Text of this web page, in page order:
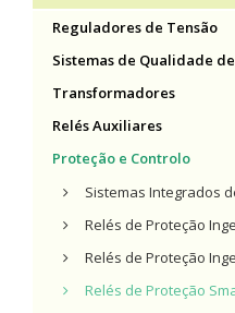
Reguladores de Tensão
Sistemas de Qualidade
Transformadores
Relés Auxiliares
Proteção e Controlo
Sistemas Integrados
Relés de Proteção
Relés de Proteção
Relés de Proteção